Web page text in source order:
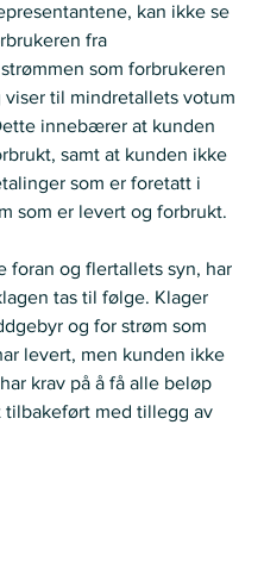
kan ikke se
fra
som forbrukeren
til mindretallets votum
innebærer at kunden
samt at kunden ikke
som er foretatt i
som er levert og forbrukt.
foran og flertallets syn, har
tas til følge. Klager
og for strøm som
levert, men kunden ikke
krav på å få alle beløp
med tillegg av